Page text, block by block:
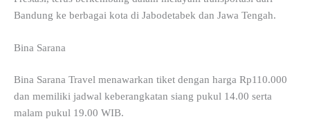
Bandung ke berbagai kota di Jabodetabek dan Jawa Tengah.
Bina Sarana
Bina Sarana Travel menawarkan tiket dengan harga Rp110.000
dan memiliki jadwal keberangkatan siang pukul 14.00 serta
malam pukul 19.00 WIB.